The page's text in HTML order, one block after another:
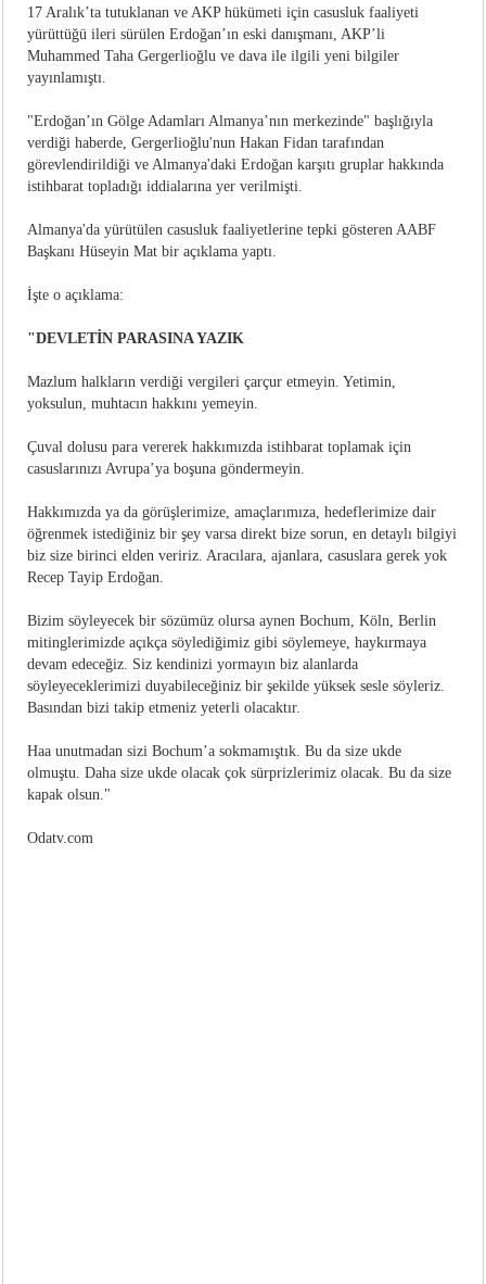
17 Aralık’ta tutuklanan ve AKP hükümeti için casusluk faaliyeti
yürüttüğü ileri sürülen Erdoğan’ın eski danışmanı, AKP’li
Muhammed Taha Gergerlioğlu ve dava ile ilgili yeni bilgiler
yayınlamıştı.
"Erdoğan’ın Gölge Adamları Almanya’nın merkezinde" başlığıyla
verdiği haberde, Gergerlioğlu'nun Hakan Fidan tarafından
görevlendirildiği ve Almanya'daki Erdoğan karşıtı gruplar hakkında
istihbarat topladığı iddialarına yer verilmişti.
Almanya'da yürütülen casusluk faaliyetlerine tepki gösteren AABF
Başkanı Hüseyin Mat bir açıklama yaptı.
İşte o açıklama:
"DEVLETİN PARASINA YAZIK
Mazlum halkların verdiği vergileri çarçur etmeyin. Yetimin,
yoksulun, muhtacın hakkını yemeyin.
Çuval dolusu para vererek hakkımızda istihbarat toplamak için
casuslarınızı Avrupa’ya boşuna göndermeyin.
Hakkımızda ya da görüşlerimize, amaçlarımıza, hedeflerimize dair
öğrenmek istediğiniz bir şey varsa direkt bize sorun, en detaylı bilgiyi
biz size birinci elden veririz. Aracılara, ajanlara, casuslara gerek yok
Recep Tayip Erdoğan.
Bizim söyleyecek bir sözümüz olursa aynen Bochum, Köln, Berlin
mitinglerimizde açıkça söylediğimiz gibi söylemeye, haykırmaya
devam edeceğiz. Siz kendinizi yormayın biz alanlarda
söyleyeceklerimizi duyabileceğiniz bir şekilde yüksek sesle söyleriz.
Basından bizi takip etmeniz yeterli olacaktır.
Haa unutmadan sizi Bochum’a sokmamıştık. Bu da size ukde
olmuştu. Daha size ukde olacak çok sürprizlerimiz olacak. Bu da size
kapak olsun."
Odatv.com